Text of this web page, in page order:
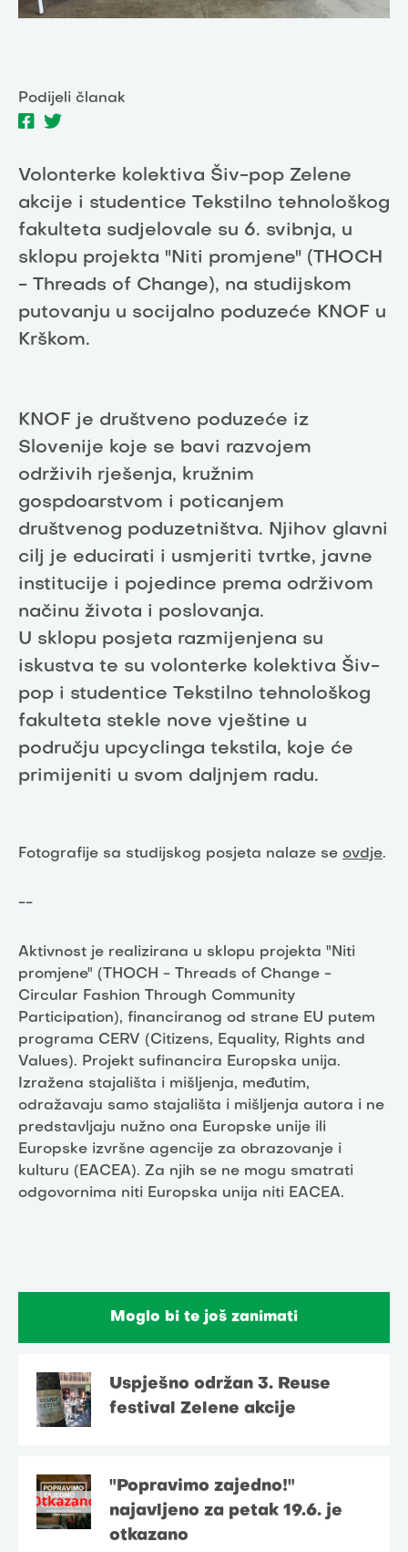
Podijeli članak
Volonterke kolektiva Šiv-pop Zelene
akcije i studentice Tekstilno tehnološkog
fakulteta sudjelovale su 6. svibnja, u
sklopu projekta "Niti promjene" (THOCH
- Threads of Change), na studijskom
putovanju u socijalno poduzeće KNOF u
Krškom.
KNOF je društveno poduzeće iz
Slovenije koje se bavi razvojem
održivih rješenja, kružnim
gospdoarstvom i poticanjem
društvenog poduzetništva. Njihov glavni
cilj je educirati i usmjeriti tvrtke, javne
institucije i pojedince prema održivom
načinu života i poslovanja.
U sklopu posjeta razmijenjena su
iskustva te su volonterke kolektiva Šiv-
pop i studentice Tekstilno tehnološkog
fakulteta stekle nove vještine u
području upcyclinga tekstila, koje će
primijeniti u svom daljnjem radu.
Fotografije sa studijskog posjeta nalaze se ovdje.
--
Aktivnost je realizirana u sklopu projekta "Niti
promjene" (THOCH - Threads of Change -
Circular Fashion Through Community
Participation), financiranog od strane EU putem
programa CERV (Citizens, Equality, Rights and
Values). Projekt sufinancira Europska unija.
Izražena stajališta i mišljenja, međutim,
odražavaju samo stajališta i mišljenja autora i ne
predstavljaju nužno ona Europske unije ili
Europske izvršne agencije za obrazovanje i
kulturu (EACEA). Za njih se ne mogu smatrati
odgovornima niti Europska unija niti EACEA.
Moglo bi te još zanimati
Uspješno održan 3. Reuse
festival Zelene akcije
"Popravimo zajedno!"
najavljeno za petak 19.6. je
otkazano